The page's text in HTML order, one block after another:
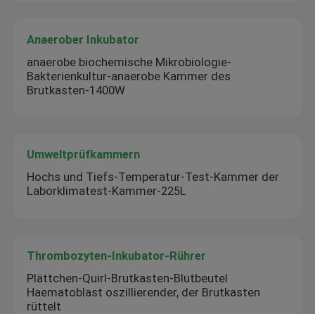
Anaerober Inkubator
anaerobe biochemische Mikrobiologie-
Bakterienkultur-anaerobe Kammer des
Brutkasten-1400W
Umweltprüfkammern
Hochs und Tiefs-Temperatur-Test-Kammer der
Laborklimatest-Kammer-225L
Thrombozyten-Inkubator-Rührer
Plättchen-Quirl-Brutkasten-Blutbeutel
Haematoblast oszillierender, der Brutkasten
rüttelt